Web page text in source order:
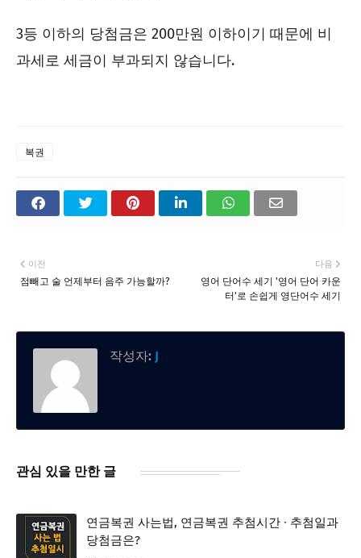
3등 이하의 당첨금은 200만원 이하이기 때문에 비
과세로 세금이 부과되지 않습니다.
복권
다음
영어 단어수 세기 '영어 단어 카운
터'로 손쉽게 영단어수 세기
이전
점빼고 술 언제부터 음주 가능할까?
작성자: J
관심 있을 만한 글
연금복권 사는법, 연금복권 추첨시간 ∙ 추첨일과
당첨금은?